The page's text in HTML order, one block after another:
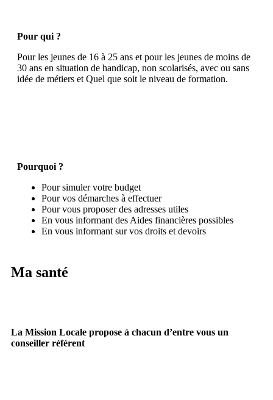
Pour qui ?
Pour les jeunes de 16 à 25 ans et pour les jeunes de moins de
30 ans en situation de handicap, non scolarisés, avec ou sans
idée de métiers et Quel que soit le niveau de formation.
Pourquoi ?
Pour simuler votre budget
Pour vos démarches à effectuer
Pour vous proposer des adresses utiles
En vous informant des Aides financières possibles
En vous informant sur vos droits et devoirs
Ma santé
La Mission Locale propose à chacun d’entre vous un
conseiller référent